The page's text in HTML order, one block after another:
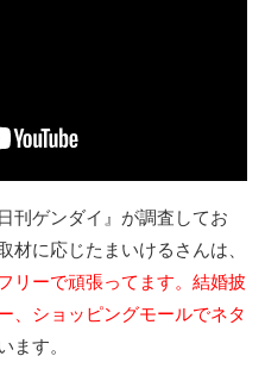
刊ゲンダイ』が調査してお
材に応じたまいけるさんは、
リーで頑張ってます。結婚披
、ショッピングモールでネタ
ます。